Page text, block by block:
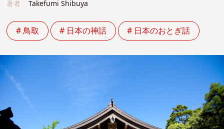
著者
Takefumi Shibuya
# 鳥取 # 日本の神話 # 日本のおとぎ話